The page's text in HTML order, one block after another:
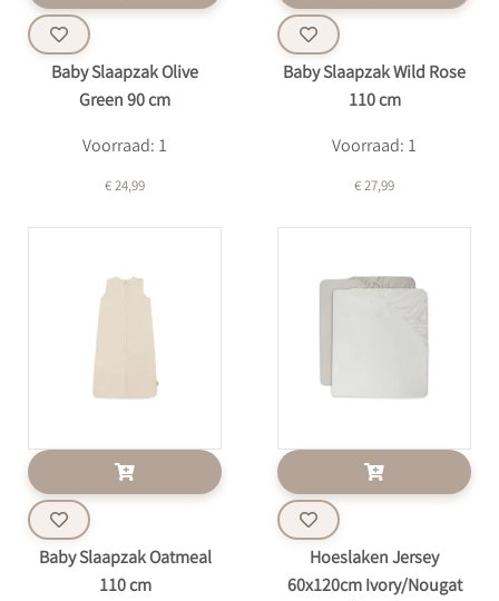
Baby Slaapzak Olive
Green 90 cm
Voorraad: 1
€ 24,99
Baby Slaapzak Wild Rose
110 cm
Voorraad: 1
€ 27,99
Baby Slaapzak Oatmeal
110 cm
Hoeslaken Jersey
60x120cm Ivory/Nougat